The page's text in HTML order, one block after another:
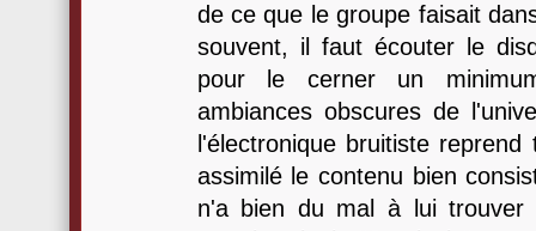
de ce que le groupe faisait
souvent, il faut écouter le
pour le cerner un
ambiances obscures de
l'électronique bruitiste
assimilé le contenu bien
n'a bien du mal à lui trouver